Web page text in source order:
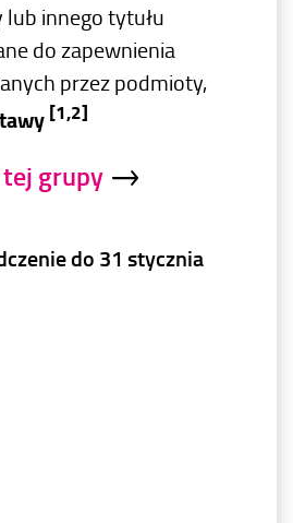
innego tytułu
do zapewnienia
przez podmioty,
[1,2]
grupy
do 31 stycznia